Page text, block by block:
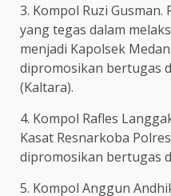
3. Kompol Ruzi
yang tegas dalam
menjadi Kapolsek
dipromosikan bertugas
(Kaltara).
4. Kompol Rafles
Kasat Resnarkoba
dipromosikan bertugas
5. Kompol Anggun